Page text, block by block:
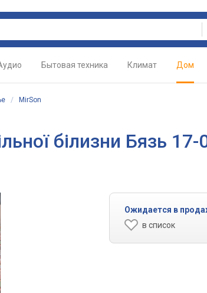
Бытовая техника Климат Дом
/ MirSon
білизни Бязь
Ожидается в
в список